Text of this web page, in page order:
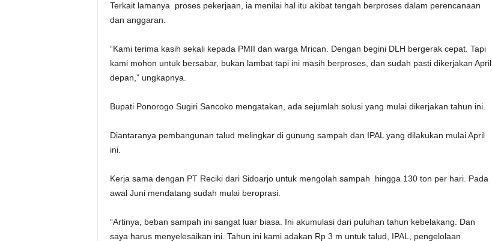
Terkait lamanya proses pekerjaan, ia menilai hal itu akibat tengah berproses dalam perencanaan
dan anggaran.
“Kami terima kasih sekali kepada PMII dan warga Mrican. Dengan begini DLH bergerak cepat. Tapi
kami mohon untuk bersabar, bukan lambat tapi ini masih berproses, dan sudah pasti dikerjakan April
depan,” ungkapnya.
Bupati Ponorogo Sugiri Sancoko mengatakan, ada sejumlah solusi yang mulai dikerjakan tahun ini.
Diantaranya pembangunan talud melingkar di gunung sampah dan IPAL yang dilakukan mulai April
ini.
Kerja sama dengan PT Reciki dari Sidoarjo untuk mengolah sampah hingga 130 ton per hari. Pada
awal Juni mendatang sudah mulai beroprasi.
“Artinya, beban sampah ini sangat luar biasa. Ini akumulasi dari puluhan tahun kebelakang. Dan
saya harus menyelesaikan ini. Tahun ini kami adakan Rp 3 m untuk talud, IPAL, pengelolaan